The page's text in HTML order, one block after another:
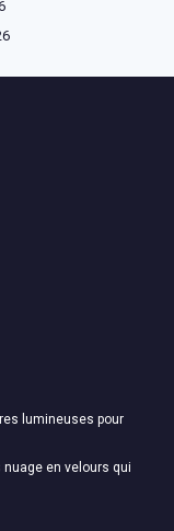
lumineuses pour
nuage en velours qui